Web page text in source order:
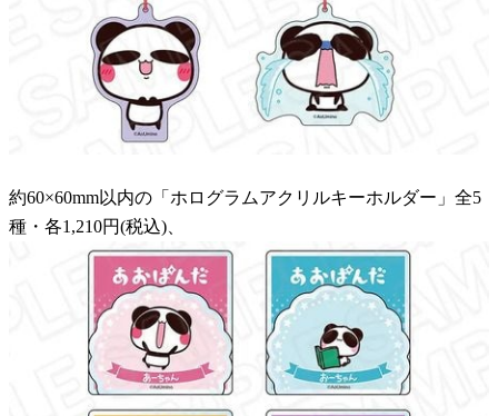
約60×60mm以内の「ホログラムアクリルキーホルダー」全5
種・各1,210円(税込)、